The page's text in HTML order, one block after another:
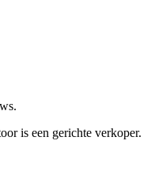
is een gerichte verkoper.